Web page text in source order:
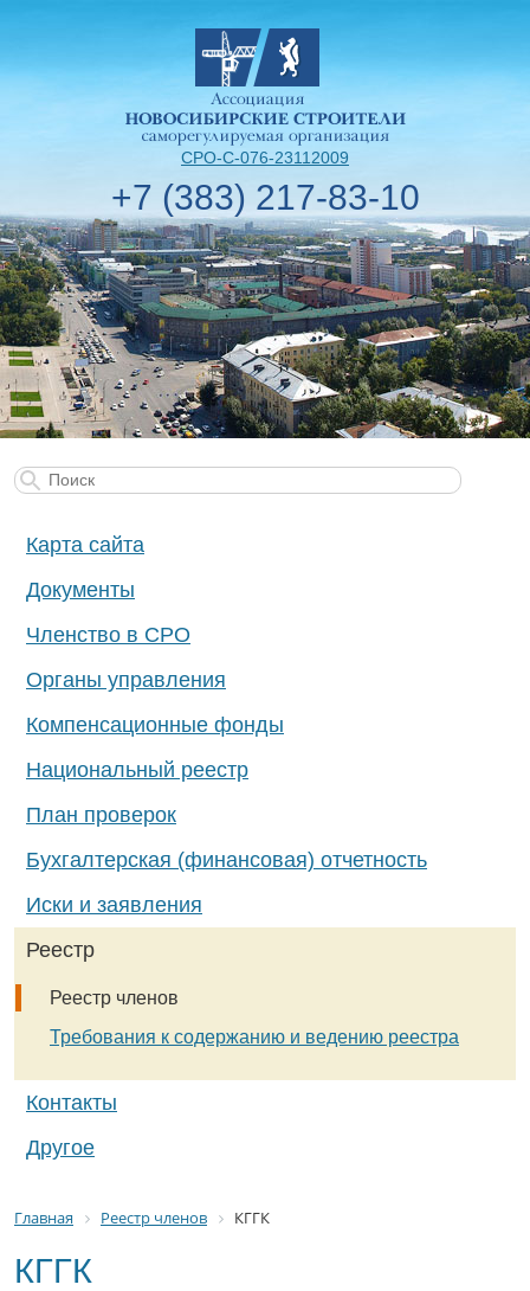
СРО-С-076-23112009
+7 (383) 217-83-10
Карта сайта
Документы
Членство в СРО
Органы управления
Компенсационные фонды
Национальный реестр
План проверок
Бухгалтерская (финансовая) отчетность
Иски и заявления
Реестр
Реестр членов
Требования к содержанию и ведению реестра
Контакты
Другое
Главная Реестр членов КГГК
КГГК